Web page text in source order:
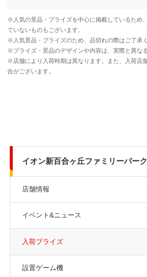
イオン新百合ヶ丘ファミリーパーク
店舗情報
イベント&ニュース
入荷プライズ
設置ゲーム機